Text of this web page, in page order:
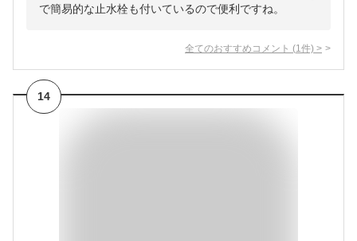
で簡易的な止水栓も付いているので便利ですね。
全てのおすすめコメント (1 件) >
14